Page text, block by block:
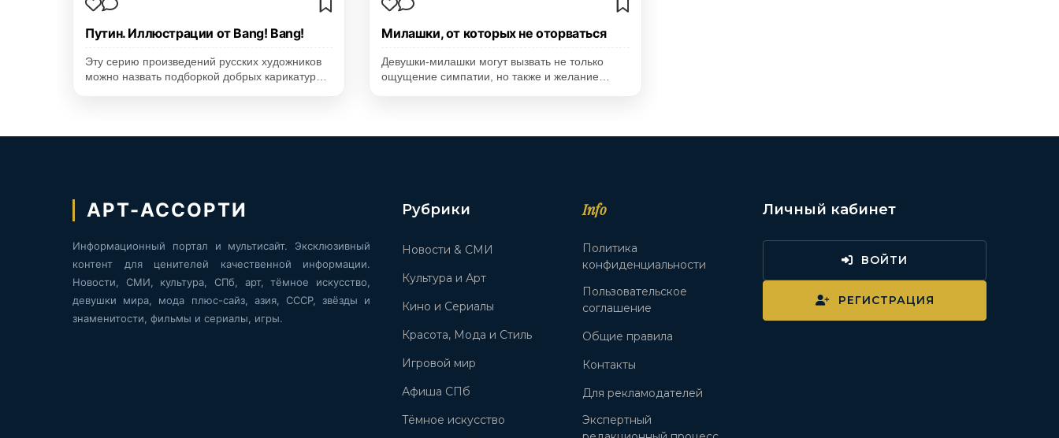
Путин. Иллюстрации от Bang! Bang!
Эту серию произведений русских художников
можно назвать подборкой добрых карикатур…
Милашки, от которых не оторваться
Девушки-милашки могут вызвать не только
ощущение симпатии, но также и желание…
АРТ-АССОРТИ
Информационный портал и мультисайт. Эксклюзивный
контент для ценителей качественной информации.
Новости, СМИ, культура, СПб, арт, тёмное искусство,
девушки мира, мода плюс-сайз, азия, СССР, звёзды и
знаменитости, фильмы и сериалы, игры.
Рубрики
Новости & СМИ
Культура и Арт
Кино и Сериалы
Красота, Мода и Стиль
Игровой мир
Афиша СПб
Тёмное искусство
Info
Политика
конфиденциальности
Пользовательское
соглашение
Общие правила
Контакты
Для рекламодателей
Экспертный
Личный кабинет
ВОЙТИ
РЕГИСТРАЦИЯ